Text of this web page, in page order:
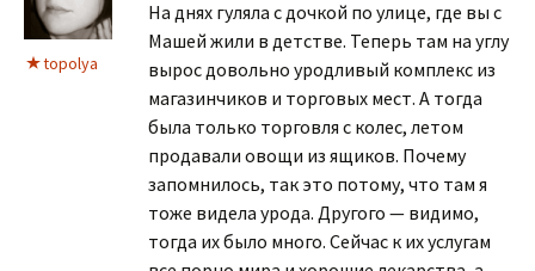
topolya
На днях гуляла с дочкой по улице, где вы с
Машей жили в детстве. Теперь там на углу
вырос довольно уродливый комплекс из
магазинчиков и торговых мест. А тогда
была только торговля с колес, летом
продавали овощи из ящиков. Почему
запомнилось, так это потому, что там я
тоже видела урода. Другого — видимо,
тогда их было много. Сейчас к их услугам